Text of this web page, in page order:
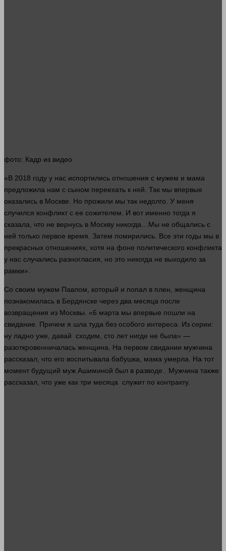
фото: Кадр из видео
«В 2018 году у нас испортились отношения с мужем и мама
предложила нам с сыном переехать к ней. Так мы впервые
оказались в Москве. Но прожили мы так недолго. У меня
случился конфликт с ее сожителем. И вот именно тогда я
сказала , что не вернусь в Москву никогда…Мы не общались с
ней только первое время . Затем помирились. Все эти годы мы в
прекрасных отношениях, хотя на фоне политического конфликта
у нас случались разногласия, но это никогда не выходило за
рамки».
Со своим мужем Павлом, который и попал в плен, женщина
познакомилась в Бердянске через два месяца после
возвращения из Москвы. «6 марта мы впервые пошли на
свидание. Причем я шла туда без особого интереса. Из серии:
ну ладно уже, давай сходим, сто лет нигде не была» —
разоткровенничалась женщина . На первом свидании мужчина
рассказал, что его воспитывала бабушка, мама умерла. На тот
момент будущий муж Ашиминой был в разводе.. Мужчина также
рассказал, что уже как три месяца служит по контракту.